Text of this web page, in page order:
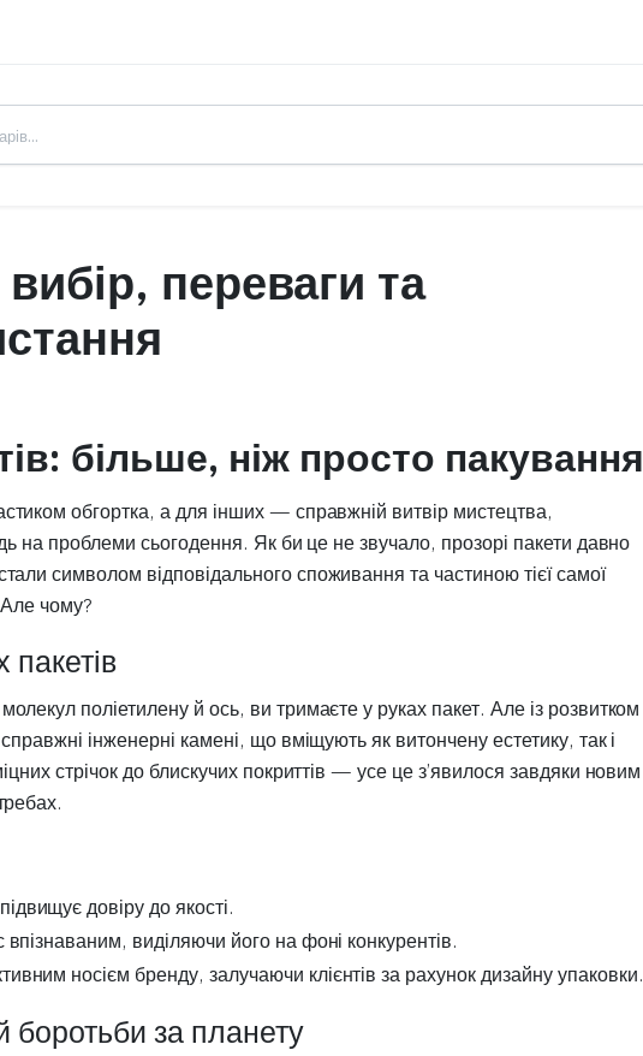
переваги та
більше, ніж просто пакування
обгортка, а для інших — справжній витвір мистецтва,
на проблеми сьогодення. Як би це не звучало, прозорі пакети давно
символом відповідального споживання та частиною тієї самої
Але чому?
поліетилену й ось, ви тримаєте у руках пакет. Але із розвитком
інженерні камені, що вміщують як витончену естетику, так і
стрічок до блискучих покриттів — усе це з’явилося завдяки новим
довіру до якості.
виділяючи його на фоні конкурентів.
носієм бренду, залучаючи клієнтів за рахунок дизайну упаковки.
боротьби за планету